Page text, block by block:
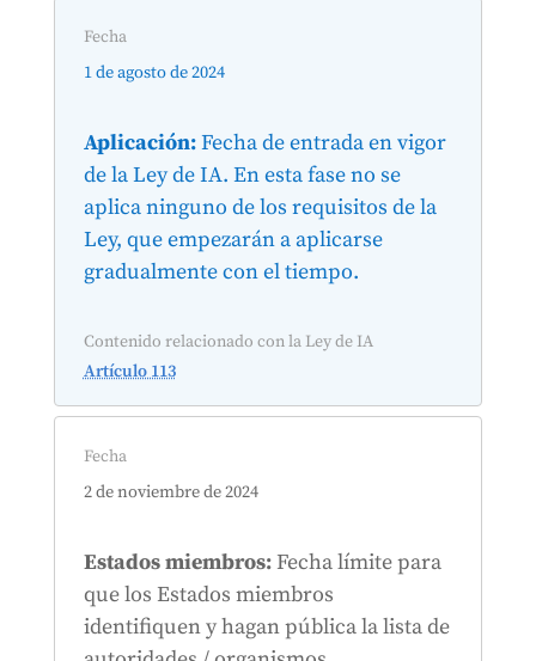
Fecha
1 de agosto de 2024
Aplicación:Fecha de entrada en vigor
de la Ley de IA. En esta fase no se
aplica ninguno de los requisitos de la
Ley, que empezarán a aplicarse
gradualmente con el tiempo.
Contenido relacionado con la Ley de IA
Artículo 113
Fecha
2 de noviembre de 2024
Estados miembros:Fecha límite para
que los Estados miembros
identifiquen y hagan pública la lista de